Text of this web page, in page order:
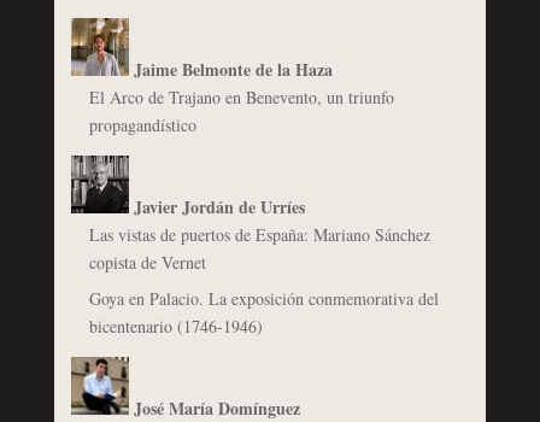
Jaime Belmonte de la Haza
El Arco de Trajano en Benevento, un triunfo
propagandístico
Javier Jordán de Urríes
Las vistas de puertos de España: Mariano Sánchez
copista de Vernet
Goya en Palacio. La exposición conmemorativa del
bicentenario (1746-1946)
José María Domínguez